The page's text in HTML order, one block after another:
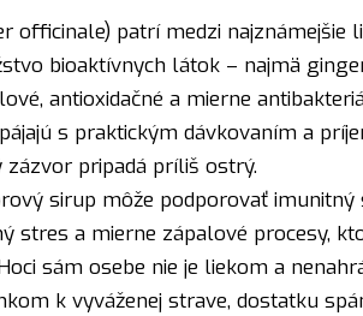
officinale) patrí medzi najznámejšie
bioaktívnych látok – najmä
antioxidačné a mierne
s praktickým dávkovaním a
pripadá príliš ostrý.
sirup môže podporovať
stres a mierne zápalové procesy,
sám osebe nie je liekom a
k vyváženej strave, dostatku